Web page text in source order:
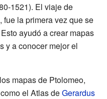
1521). El viaje de
fue la primera vez que se
ayudó a crear mapas
y a conocer mejor el
mapas de Ptolomeo,
el Atlas deGerardus